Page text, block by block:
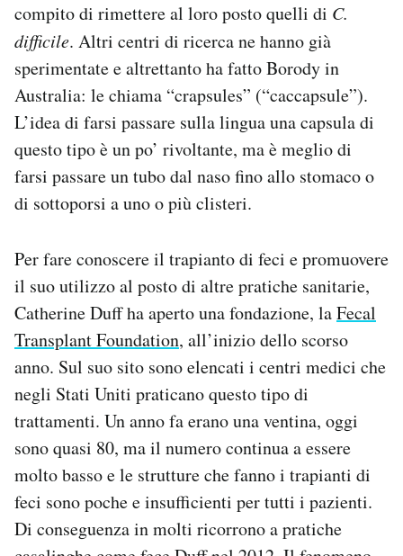
compito di rimettere al loro posto quelli di C.
difficile. Altri centri di ricerca ne hanno già
sperimentate e altrettanto ha fatto Borody in
Australia: le chiama “crapsules” (“caccapsule”).
L’idea di farsi passare sulla lingua una capsula di
questo tipo è un po’ rivoltante, ma è meglio di
farsi passare un tubo dal naso fino allo stomaco o
di sottoporsi a uno o più clisteri.
Per fare conoscere il trapianto di feci e promuovere
il suo utilizzo al posto di altre pratiche sanitarie,
Catherine Duff ha aperto una fondazione, laFecal
Transplant Foundation, all’inizio dello scorso
anno. Sul suo sito sono elencati i centri medici che
negli Stati Uniti praticano questo tipo di
trattamenti. Un anno fa erano una ventina, oggi
sono quasi 80, ma il numero continua a essere
molto basso e le strutture che fanno i trapianti di
feci sono poche e insufficienti per tutti i pazienti.
Di conseguenza in molti ricorrono a pratiche